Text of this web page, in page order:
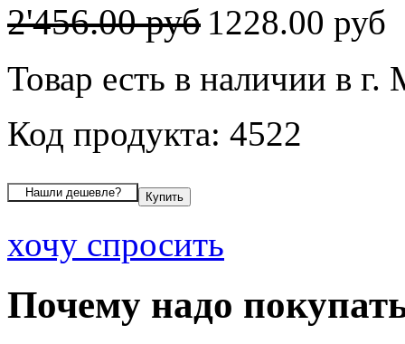
2'456.00 руб 1228.00 руб
Товар есть в наличии в г.
Код продукта: 4522
хочу спросить
Почему надо